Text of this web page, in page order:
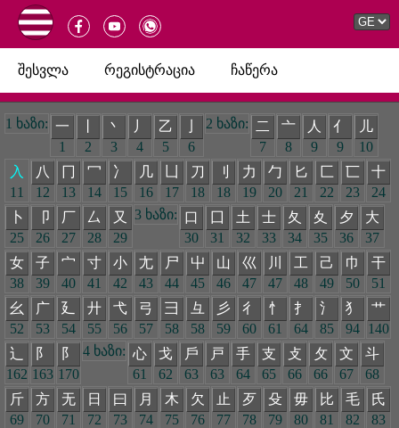
შესვლა რეგისტრაცია ჩაწერა
1 ხაზი: 一
1
2
丶
3
丿
4
乙
5
6
2 ხაზი:
二
7
亠
8
人
9
亻
9
儿
10
入
11
八
12
冂
13
冖
14
冫
15
几
16
17
刀
18
刂
18
力
19
勹
20
匕
21
匚
22
匸
23
十
24
卜
25
卩
26
厂
27
厶
28
又
29
3 ხაზი: 口
30
囗
31
土
32
士
33
夂
34
夊
35
夕
36
大
37
女
38
子
39
宀
40
寸
41
小
42
尢
43
尸
44
屮
45
山
46
巛
47
川
47
工
48
己
49
巾
50
干
51
幺
52
广
53
廴
54
廾
55
弋
56
弓
57
彐
58
彑
58
彡
59
彳
60
忄
61
扌
64
氵
85
犭
94
艹
140
辶
162
阝
163
阝
170
4 ხაზი: 心
61
戈
62
戶
63
戸
63
手
64
支
65
攴
66
攵
66
文
67
斗
68
斤
69
方
70
无
71
日
72
曰
73
月
74
木
75
欠
76
止
77
歹
78
殳
79
毋
80
比
81
毛
82
氏
83